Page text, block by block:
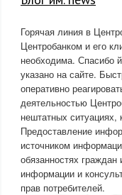
Горячая линия в
Центробанком и его
необходима. Спасибо
указано на сайте.
оперативно
деятельностью
нештатных ситуациях,
Предоставление
источником
обязанностях граждан
информации и
прав потребителей.